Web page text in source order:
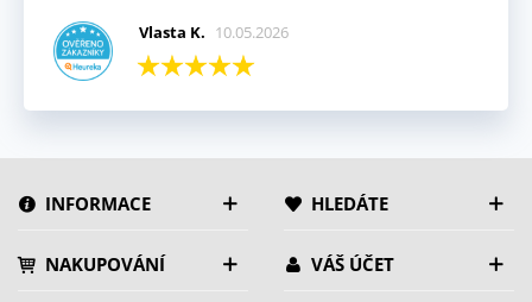
Vlasta K. 10.05.2026
INFORMACE HLEDÁTE
NAKUPOVÁNÍ VÁŠ ÚČET